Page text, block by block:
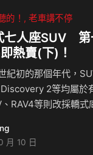
的！ 老車講不停
七人座SUV
熱賣(下)！
紀初的那個年代，
2等均屬於
RAV4等則改採轎式
五人座設定不同的是
甚至還創造出七人座
月 10 日